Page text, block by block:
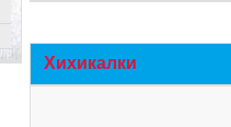
Хихикалки